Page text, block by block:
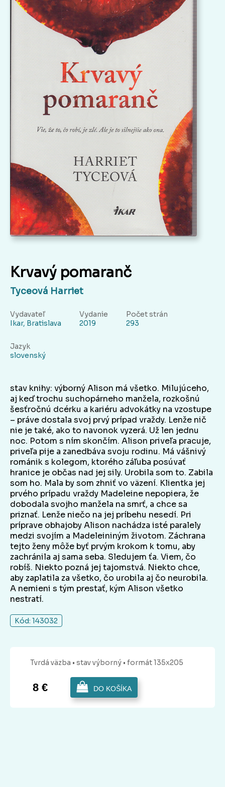
Krvavý pomaranč
Tyceová Harriet
Vydavateľ
Ikar, Bratislava
Vydanie
2019
Počet strán
293
Jazyk
slovenský
stav knihy: výborný Alison má všetko. Milujúceho,
aj keď trochu suchopárneho manžela, rozkošnú
šesťročnú dcérku a kariéru advokátky na vzostupe
– práve dostala svoj prvý prípad vraždy. Lenže nič
nie je také, ako to navonok vyzerá. Už len jednu
noc. Potom s ním skončím. Alison priveľa pracuje,
priveľa pije a zanedbáva svoju rodinu. Má vášnivý
románik s kolegom, ktorého záľuba posúvať
hranice je občas nad jej sily. Urobila som to. Zabila
som ho. Mala by som zhniť vo väzení. Klientka jej
prvého prípadu vraždy Madeleine nepopiera, že
dobodala svojho manžela na smrť, a chce sa
priznať. Lenže niečo na jej príbehu nesedí. Pri
príprave obhajoby Alison nachádza isté paralely
medzi svojím a Madeleininým životom. Záchrana
tejto ženy môže byť prvým krokom k tomu, aby
zachránila aj sama seba. Sledujem ťa. Viem, čo
robíš. Niekto pozná jej tajomstvá. Niekto chce,
aby zaplatila za všetko, čo urobila aj čo neurobila.
A nemieni s tým prestať, kým Alison všetko
nestratí.
Kód: 143032
Tvrdá väzba • stav výborný • formát 135x205
8 € DO KOŠÍKA